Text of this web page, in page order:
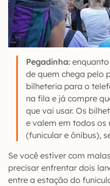
Pegadinha:
de quem chega pelo
bilheteria para o
na fila e já compre
que vai usar. Os
e valem em todos os
(funicular e ônibus),
Se você estiver com
precisar enfrentar dois
entre a estação do